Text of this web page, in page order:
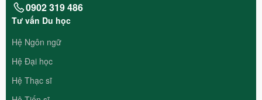
0902 319 486
Tư vấn Du học
Hệ Ngôn ngữ
Hệ Đại học
Hệ Thạc sĩ